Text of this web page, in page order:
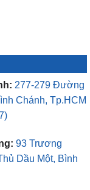
277-279 Đường
Chánh, Tp.HCM
93 Trương
Dầu Một, Bình